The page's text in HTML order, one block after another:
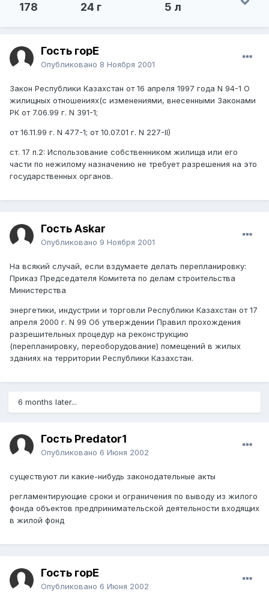
178 24 г 5 л
Гость горЕ
Опубликовано 8 Ноября 2001
Закон Республики Казахстан от 16 апреля 1997 года N 94-1 О
жилищных отношениях(с изменениями, внесенными Законами
РК от 7.06.99 г. N 391-1;
от 16.11.99 г. N 477-1; от 10.07.01 г. N 227-II)
ст. 17 п.2: Использование собственником жилища или его
части по нежилому назначению не требует разрешения на это
государственных органов.
Гость Askar
Опубликовано 9 Ноября 2001
На всякий случай, если вздумаете делать перепланировку:
Приказ Председателя Комитета по делам строительства
Министерства
энергетики, индустрии и торговли Республики Казахстан от 17
апреля 2000 г. N 99 Об утверждении Правил прохождения
разрешительных процедур на реконструкцию
(перепланировку, переоборудование) помещений в жилых
зданиях на территории Республики Казахстан.
6 months later...
Гость Predator1
Опубликовано 6 Июня 2002
существуют ли какие-нибудь законодательные акты
регламентирующие сроки и ограничения по выводу из жилого
фонда объектов предпринимательской деятельности входящих
в жилой фонд
Гость горЕ
Опубликовано 6 Июня 2002